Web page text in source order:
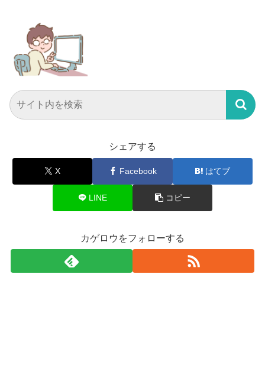
シェアする
X Facebook はてブ
LINE コピー
カゲロウをフォローする